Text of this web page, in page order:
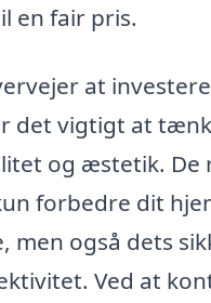
en fair pris.
at
det vigtigt at
og æstetik. De
forbedre dit
men også dets
Ved at